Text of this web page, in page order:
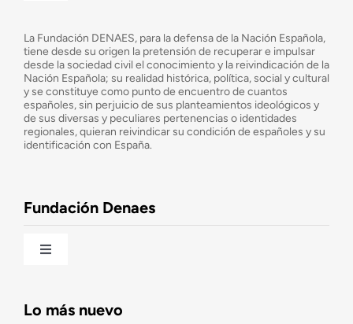
¿Cuáles son nuestros objetivos?
Consejo Asesor
La Fundación DENAES, para la defensa de la Nación Española,
tiene desde su origen la pretensión de recuperar e impulsar
desde la sociedad civil el conocimiento y la reivindicación de la
Nación Española; su realidad histórica, política, social y cultural
y se constituye como punto de encuentro de cuantos
españoles, sin perjuicio de sus planteamientos ideológicos y
de sus diversas y peculiares pertenencias o identidades
regionales, quieran reivindicar su condición de españoles y su
identificación con España.
Fundación Denaes
Toggle
Lo más nuevo